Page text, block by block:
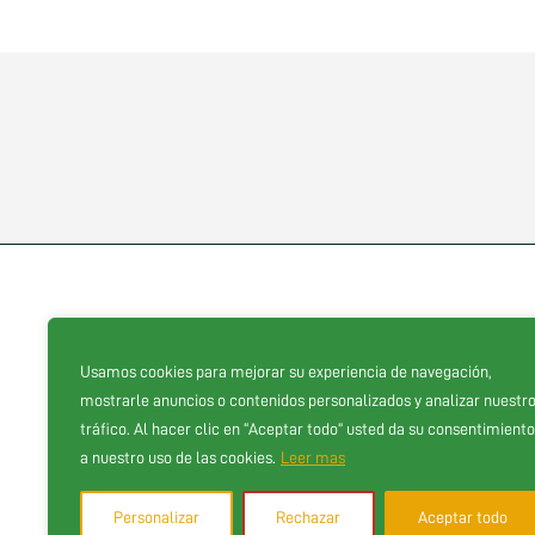
Usamos cookies para mejorar su experiencia de navegación,
mostrarle anuncios o contenidos personalizados y analizar nuestro
tráfico. Al hacer clic en “Aceptar todo” usted da su consentimiento
a nuestro uso de las cookies. Leer mas
Personalizar Rechazar Aceptar todo
Proveedores